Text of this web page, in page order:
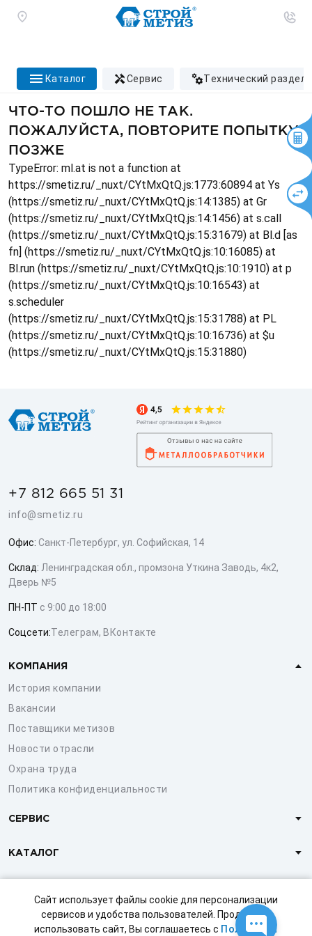
Сайт использует файлы cookie для персонализации
сервисов и удобства пользователей. Продолжая
использовать сайт, Вы соглашаетесь с Политикой
каталог сервис технический раздел
ЧТО-ТО ПОШЛО НЕ ТАК.
ПОЖАЛУЙСТА, ПОВТОРИТЕ ПОПЫТКУ
ПОЗЖЕ
TypeError: ml.at is not a function at
https://smetiz.ru/_nuxt/CYtMxQtQ.js:1773:60894 at Ys
(https://smetiz.ru/_nuxt/CYtMxQtQ.js:14:1385) at Gr
(https://smetiz.ru/_nuxt/CYtMxQtQ.js:14:1456) at s.call
(https://smetiz.ru/_nuxt/CYtMxQtQ.js:15:31679) at Bl.d [as
fn] (https://smetiz.ru/_nuxt/CYtMxQtQ.js:10:16085) at
Bl.run (https://smetiz.ru/_nuxt/CYtMxQtQ.js:10:1910) at p
(https://smetiz.ru/_nuxt/CYtMxQtQ.js:10:16543) at
s.scheduler
(https://smetiz.ru/_nuxt/CYtMxQtQ.js:15:31788) at PL
(https://smetiz.ru/_nuxt/CYtMxQtQ.js:10:16736) at $u
(https://smetiz.ru/_nuxt/CYtMxQtQ.js:15:31880)
+7 812 665 51 31
info@smetiz.ru
Офис: Санкт-Петербург, ул. Софийская, 14
Склад: Ленинградская обл., промзона Уткина Заводь, 4к2,
Дверь №5
ПН-ПТ с 9:00 до 18:00
Соцсети:Телеграм, ВКонтакте
КОМПАНИЯ
История компании
Вакансии
Поставщики метизов
Новости отрасли
Охрана труда
Политика конфиденциальности
СЕРВИС
КАТАЛОГ